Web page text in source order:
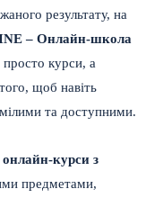
результату, на
– Онлайн-школа
курси, а
щоб навіть
та доступними.
онлайн-курси з
предметами,